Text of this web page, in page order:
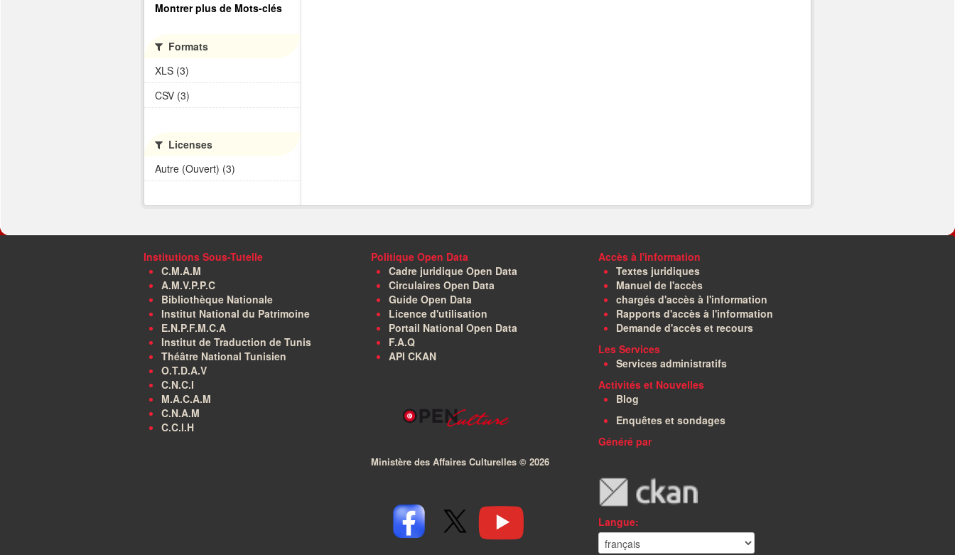
Montrer plus de Mots-clés
Formats
XLS (3)
CSV (3)
Licenses
Autre (Ouvert) (3)
Institutions Sous-Tutelle
C.M.A.M
A.M.V.P.P.C
Bibliothèque Nationale
Institut National du Patrimoine
E.N.P.F.M.C.A
Institut de Traduction de Tunis
Théâtre National Tunisien
O.T.D.A.V
C.N.C.I
M.A.C.A.M
C.N.A.M
C.C.I.H
Politique Open Data
Cadre juridique Open Data
Circulaires Open Data
Guide Open Data
Licence d'utilisation
Portail National Open Data
F.A.Q
API CKAN
Ministère des Affaires Culturelles © 2026
Accès à l'information
Textes juridiques
Manuel de l'accès
chargés d'accès à l'information
Rapports d'accès à l'information
Demande d'accès et recours
Les Services
Services administratifs
Activités et Nouvelles
Blog
Enquêtes et sondages
Généré par
Langue